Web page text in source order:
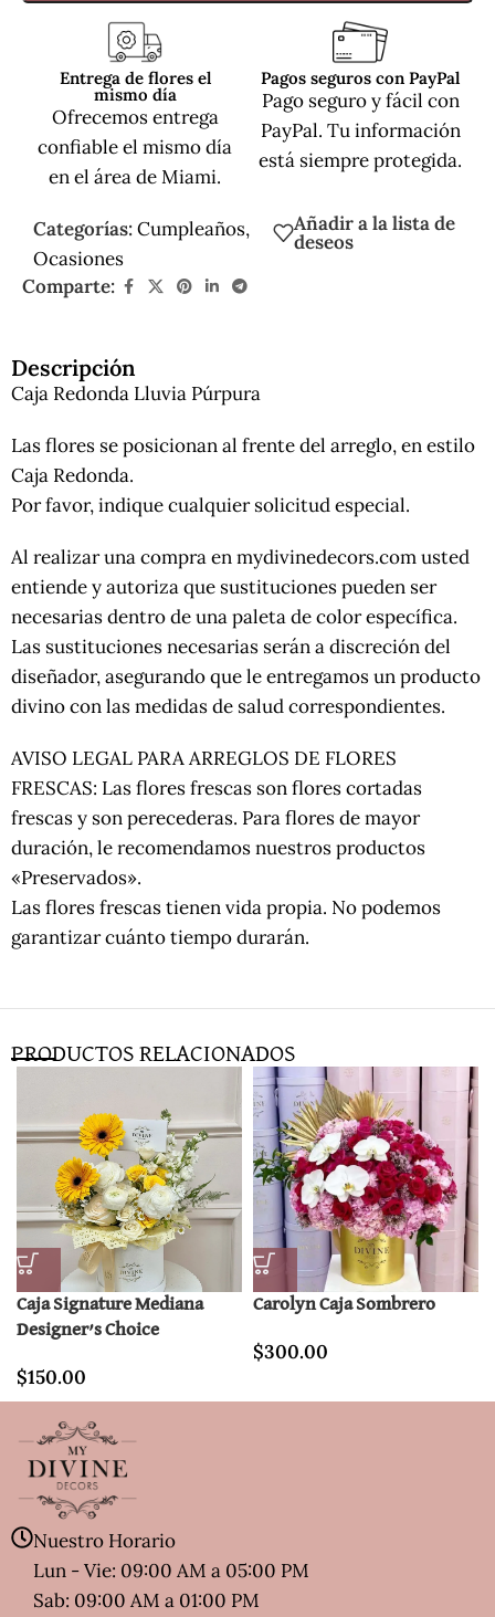
Entrega de flores el
mismo día
Ofrecemos entrega
confiable el mismo día
en el área de Miami.
Pagos seguros con PayPal
Pago seguro y fácil con
PayPal. Tu información
está siempre protegida.
Categorías:Cumpleaños,
Ocasiones
Añadir a la lista de
deseos
Comparte:
Descripción
Caja Redonda Lluvia Púrpura
Las flores se posicionan al frente del arreglo, en estilo
Caja Redonda.
Por favor, indique cualquier solicitud especial.
Al realizar una compra en mydivinedecors.com usted
entiende y autoriza que sustituciones pueden ser
necesarias dentro de una paleta de color específica.
Las sustituciones necesarias serán a discreción del
diseñador, asegurando que le entregamos un producto
divino con las medidas de salud correspondientes.
AVISO LEGAL PARA ARREGLOS DE FLORES
FRESCAS: Las flores frescas son flores cortadas
frescas y son perecederas. Para flores de mayor
duración, le recomendamos nuestros productos
«Preservados».
Las flores frescas tienen vida propia. No podemos
garantizar cuánto tiempo durarán.
PRODUCTOS RELACIONADOS
Caja Signature Mediana
Designer’s Choice
$150.00
Carolyn Caja Sombrero
$300.00
Nuestro Horario
Lun - Vie: 09:00 AM a 05:00 PM
Sab: 09:00 AM a 01:00 PM